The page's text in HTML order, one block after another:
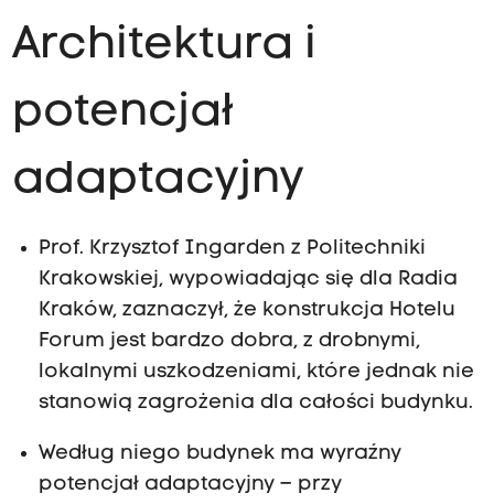
Architektura i
potencjał
adaptacyjny
Prof. Krzysztof Ingarden z Politechniki
Krakowskiej, wypowiadając się dla Radia
Kraków, zaznaczył, że konstrukcja Hotelu
Forum jest bardzo dobra, z drobnymi,
lokalnymi uszkodzeniami, które jednak nie
stanowią zagrożenia dla całości budynku.
Według niego budynek ma wyraźny
potencjał adaptacyjny – przy
a
p
t
c
n